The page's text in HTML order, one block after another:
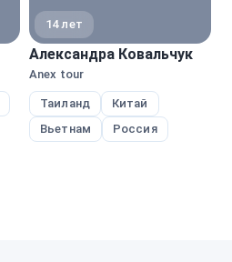
14 лет
Александра Ковальчук
Anex tour
Таиланд
Китай
Вьетнам
Россия